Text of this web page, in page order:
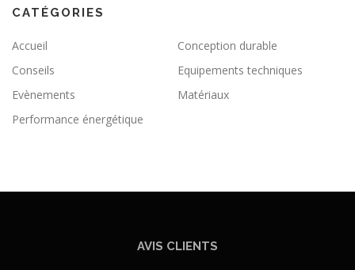
c
l
s
CATÉGORIES
Accueil
Conception durable
Conseils
Equipements techniques
Evènements
Matériaux
Performance énergétique
AVIS CLIENTS